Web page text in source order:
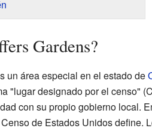
Gardens?
un área especial en el estado de
"lugar designado por el censo"
con su propio gobierno local.
de Estados Unidos define.